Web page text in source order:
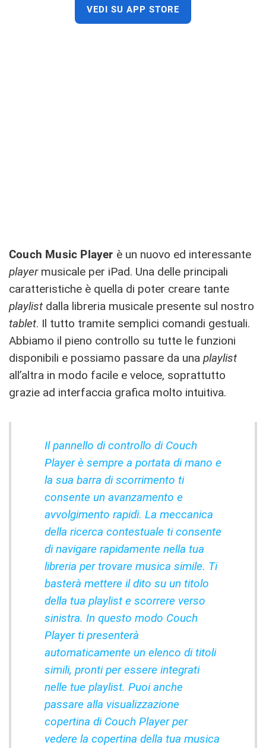
VEDI SU APP STORE
Couch Music Player è un nuovo ed interessante
playermusicale per iPad. Una delle principali
caratteristiche è quella di poter creare tante
playlist dalla libreria musicale presente sul nostro
tablet. Il tutto tramite semplici comandi gestuali.
Abbiamo il pieno controllo su tutte le funzioni
disponibili e possiamo passare da una playlist
all’altra in modo facile e veloce, soprattutto
grazie ad interfaccia grafica molto intuitiva.
Il pannello di controllo di Couch
Player è sempre a portata di mano e
la sua barra di scorrimento ti
consente un avanzamento e
avvolgimento rapidi. La meccanica
della ricerca contestuale ti consente
di navigare rapidamente nella tua
libreria per trovare musica simile. Ti
basterà mettere il dito su un titolo
della tua playlist e scorrere verso
sinistra. In questo modo Couch
Player ti presenterà
automaticamente un elenco di titoli
simili, pronti per essere integrati
nelle tue playlist. Puoi anche
passare alla visualizzazione
copertina di Couch Player per
vedere la copertina della tua musica